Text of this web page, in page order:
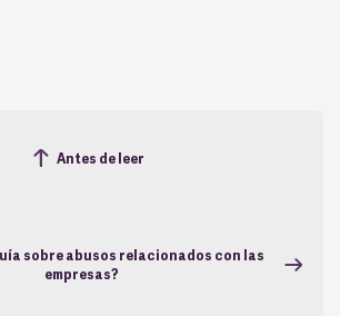
Antes de leer
sobre abusos relacionados con las
empresas?